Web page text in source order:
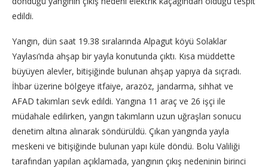
edildi.
Yangın, dün saat 19.38 sıralarında Alpagut köyü Solaklar
Yaylası’nda ahşap bir yayla konutunda çıktı. Kısa müddette
büyüyen alevler, bitişiğinde bulunan ahşap yapıya da sıçradı.
İhbar üzerine bölgeye itfaiye, arazöz, jandarma, sıhhat ve
AFAD takımları sevk edildi. Yangına 11 araç ve 26 işçi ile
müdahale edilirken, yangın takımların uzun uğraşları sonucu
denetim altına alınarak söndürüldü. Çıkan yangında yayla
meskeni ve bitişiğinde bulunan yapı küle döndü. Bolu Valiliği
tarafından yapılan açıklamada, yangının çıkış nedeninin birinci